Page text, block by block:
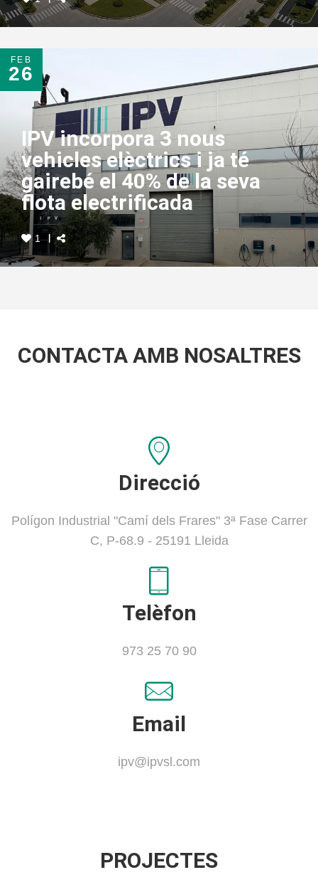
FEB
26
IPV incorpora 3 nous
vehicles elèctrics i ja té
gairebé el 40% de la seva
flota electrificada
1
CONTACTA AMB NOSALTRES
Direcció
Polígon Industrial "Camí dels Frares" 3ª Fase Carrer
C, P-68.9 - 25191 Lleida
Telèfon
973 25 70 90
Email
ipv@ipvsl.com
PROJECTES